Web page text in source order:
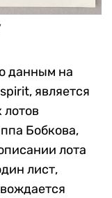
данным на
является
Бобкова,
лота
лист,